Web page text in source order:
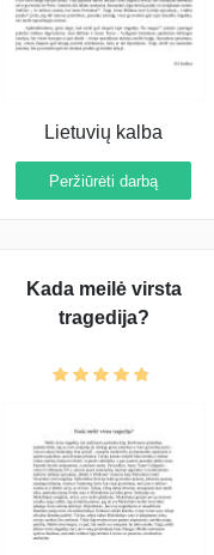
Lietuvių kalba
Peržiūrėti darbą
Kada meilė virsta
tragedija?